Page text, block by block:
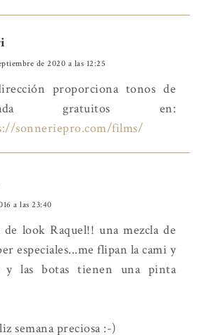
de 2020 a las 12:25
proporciona tonos de
gratuitos en:
sonneriepro.com/films/
a las 23:40
de look Raquel!! una mezcla de
especiales...me flipan la cami y
las botas tienen una pinta
semana preciosa :-)